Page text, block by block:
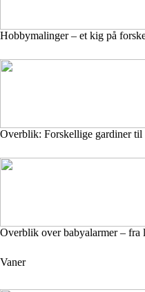
Hobbymalinger – et kig på
Overblik: Forskellige gardiner til
Overblik over babyalarmer –
Vaner